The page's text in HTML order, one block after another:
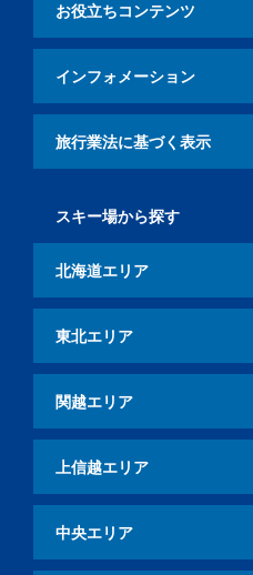
お役立ちコンテンツ
インフォメーション
旅行業法に基づく表示
スキー場から探す
北海道エリア
東北エリア
関越エリア
上信越エリア
中央エリア